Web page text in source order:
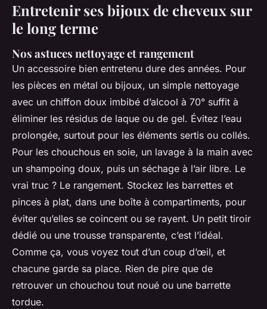
Entretenir ses bijoux de cheveux sur
le long terme
Nos astuces nettoyage et rangement
Un accessoire bien entretenu dure des années. Pour
les pièces en métal ou bijoux, un simple nettoyage
avec un chiffon doux imbibé d’alcool à 70° suffit à
éliminer les résidus de laque ou de gel. Évitez l’eau
prolongée, surtout pour les éléments sertis ou collés.
Pour les chouchous en soie, un lavage à la main avec
un shampoing doux, puis un séchage à l’air libre. Le
vrai truc ? Le rangement. Stockez les barrettes et
pinces à plat, dans une boîte à compartiments, pour
éviter qu’elles se coincent ou se rayent. Un petit tiroir
dédié ou une trousse transparente, c’est l’idéal.
Comme ça, vous voyez tout d’un coup d’œil, et
chacune garde sa place. Rien de pire que de
retrouver un chouchou tout noué ou une barrette
tordue.